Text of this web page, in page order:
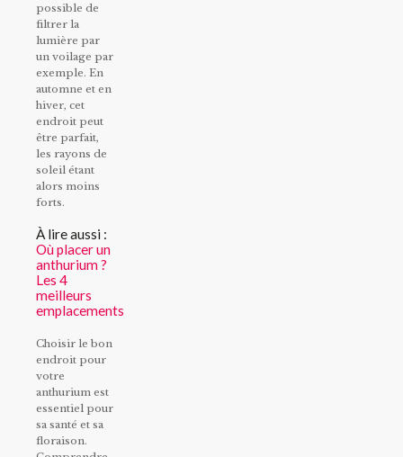
possible de
filtrer la
lumière par
un voilage par
exemple. En
automne et en
hiver, cet
endroit peut
être parfait,
les rayons de
soleil étant
alors moins
forts.
À lire aussi :
Où placer un
anthurium ?
Les 4
meilleurs
emplacements
Choisir le bon
endroit pour
votre
anthurium est
essentiel pour
sa santé et sa
floraison.